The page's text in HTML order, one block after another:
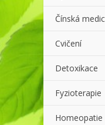
Čínská
Cvičení
Detoxikace
Fyzioterapie
Homeopatie